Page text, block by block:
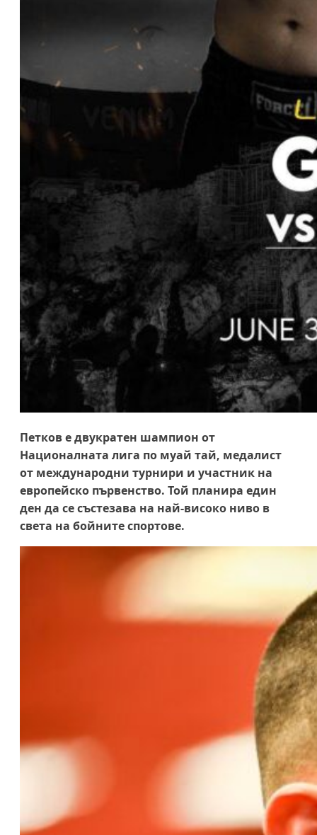
Петков е двукратен шампион от
Националната лига по муай тай, медалист
от международни турнири и участник на
европейско първенство. Той планира един
ден да се състезава на най-високо ниво в
света на бойните спортове.